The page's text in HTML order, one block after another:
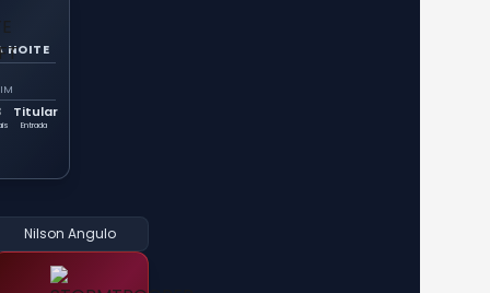
NOITE
Titular
Entrada
Nilson Angulo